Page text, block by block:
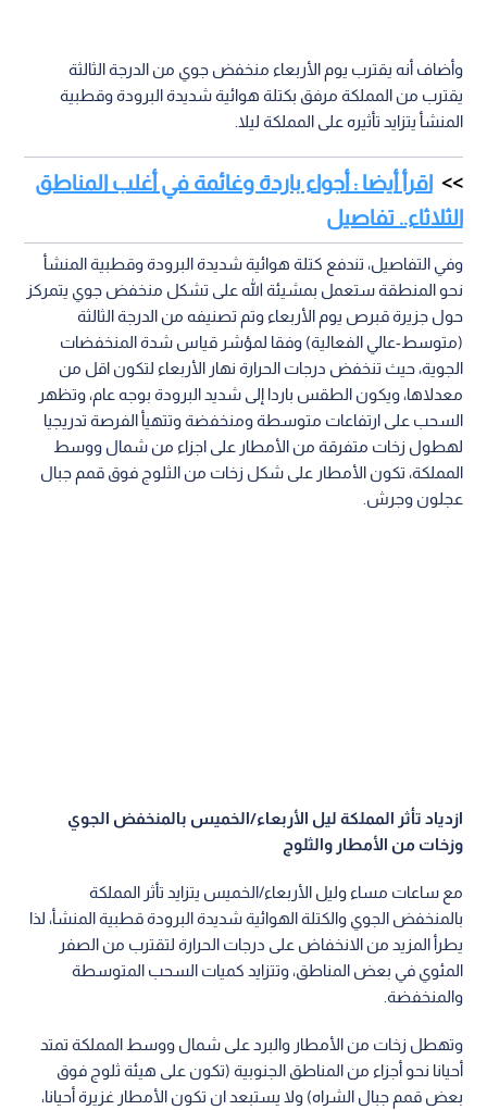
وأضاف أنه يقترب يوم الأربعاء منخفض جوي من الدرجة الثالثة
يقترب من المملكة مرفق بكتلة هوائية شديدة البرودة وقطبية
المنشأ يتزايد تأثيره على المملكة ليلا.
اقرأ أيضا : أجواء باردة وغائمة في أغلب المناطق
الثلاثاء.. تفاصيل
وفي التفاصيل، تندفع كتلة هوائية شديدة البرودة وقطبية المنشأ
نحو المنطقة ستعمل بمشيئة الله على تشكل منخفض جوي يتمركز
حول جزيرة قبرص يوم الأربعاء وتم تصنيفه من الدرجة الثالثة
(متوسط-عالي الفعالية) وفقا لمؤشر قياس شدة المنخفضات
الجوية، حيث تنخفض درجات الحرارة نهار الأربعاء لتكون اقل من
معدلاها، ويكون الطقس باردا إلى شديد البرودة بوجه عام، وتظهر
السحب على ارتفاعات متوسطة ومنخفضة وتتهيأ الفرصة تدريجيا
لهطول زخات متفرقة من الأمطار على اجزاء من شمال ووسط
المملكة، تكون الأمطار على شكل زخات من الثلوج فوق قمم جبال
عجلون وجرش.
ازدياد تأثر المملكة ليل الأربعاء/الخميس بالمنخفض الجوي
وزخات من الأمطار والثلوج
مع ساعات مساء وليل الأربعاء/الخميس يتزايد تأثر المملكة
بالمنخفض الجوي والكتلة الهوائية شديدة البرودة قطبية المنشأ، لذا
يطرأ المزيد من الانخفاض على درجات الحرارة لتقترب من الصفر
المئوي في بعض المناطق، وتتزايد كميات السحب المتوسطة
والمنخفضة.
وتهطل زخات من الأمطار والبرد على شمال ووسط المملكة تمتد
أحيانا نحو أجزاء من المناطق الجنوبية (تكون على هيئة ثلوج فوق
بعض قمم جبال الشراه) ولا يستبعد ان تكون الأمطار غزيرة أحيانا،